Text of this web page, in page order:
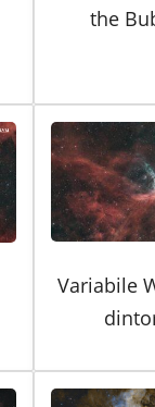
the
Variabile